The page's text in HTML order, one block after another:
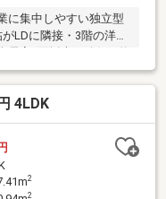
に集中しやすい独立型
LDに隣接・3階の洋
に収納有▼2025年5月
、トイレ 等【張替】全
ング 他▼周辺環境・板
中学校 徒歩3分(約
します ━━━━━・・・
ください。
4LDK
2
2